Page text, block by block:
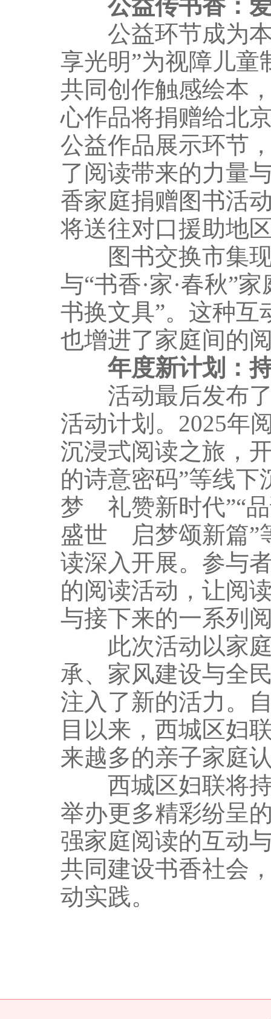
公益传书香：爱
公益环节成为本
享光明”为视障儿
共同创作触感绘本
心作品将捐赠给北
公益作品展示环节
了阅读带来的力量
香家庭捐赠图书活
将送往对口援助地
图书交换市集现
与“书香·家·春秋”
书换文具”。这种
也增进了家庭间的
年度新计划：持
活动最后发布了“
活动计划。2025年
沉浸式阅读之旅，
的诗意密码”等线下
梦 礼赞新时代”“
盛世 启梦颂新篇”
读深入开展。参与
的阅读活动，让阅
与接下来的一系列
此次活动以家庭
承、家风建设与全
注入了新的活力。
目以来，西城区妇
来越多的亲子家庭
西城区妇联将持
举办更多精彩纷呈
强家庭阅读的互动
共同建设书香社会
动实践。